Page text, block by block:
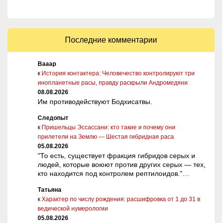
Последние комментарии
Вааар
к История контактера: Человечество контролируют три
инопланетные расы, правду раскрыли Андромедяни
08.08.2026
Им противодействуют Бодхисатвы.
Следопыт
к Пришельцы Эссассани: кто такие и почему они
прилетели на Землю — Шестая гибридная раса
05.08.2026
"То есть, существует фракция гибридов серых и
людей, которые воюют против других серых — тех,
кто находится под контролем рептилоидов."…
Татьяна
к Характер по числу рождения: расшифровка от 1 до 31 в
ведической нумерологии
05.08.2026